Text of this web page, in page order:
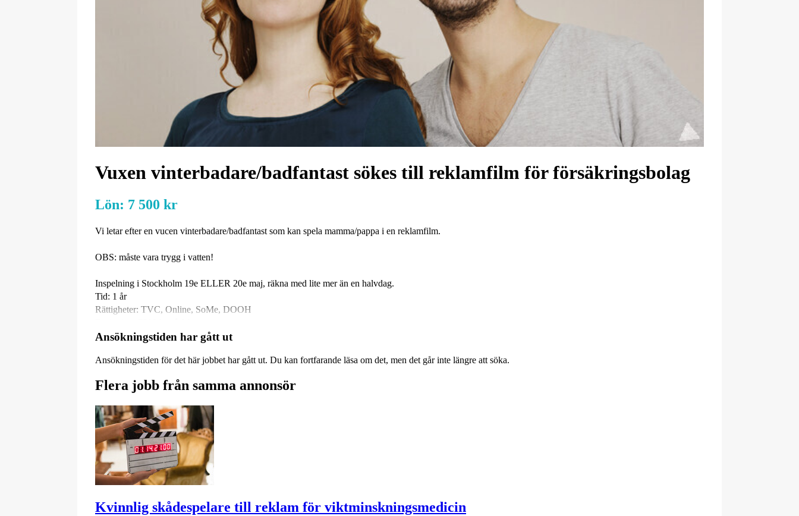
Vuxen vinterbadare/badfantast sökes till reklamfilm för försäkringsbolag
Lön: 7 500 kr
Vi letar efter en vucen vinterbadare/badfantast som kan spela mamma/pappa i en reklamfilm.
OBS: måste vara trygg i vatten!
Inspelning i Stockholm 19e ELLER 20e maj, räkna med lite mer än en halvdag.
Tid: 1 år
Rättigheter: TVC, Online, SoMe, DOOH
Kategori: Statister/Skådespelare
Publicerad: 6/5
Ansökningstiden har gått ut
Ansökningstiden för det här jobbet har gått ut. Du kan fortfarande läsa om det, men det går inte längre att söka.
Flera jobb från samma annonsör
Kvinnlig skådespelare till reklam för viktminskningsmedicin